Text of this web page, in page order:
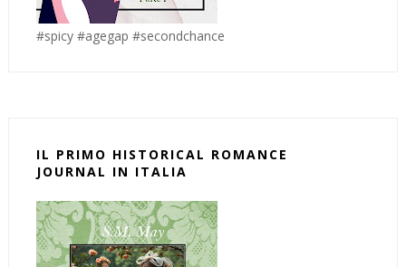
#spicy #agegap #secondchance
IL PRIMO HISTORICAL ROMANCE
JOURNAL IN ITALIA